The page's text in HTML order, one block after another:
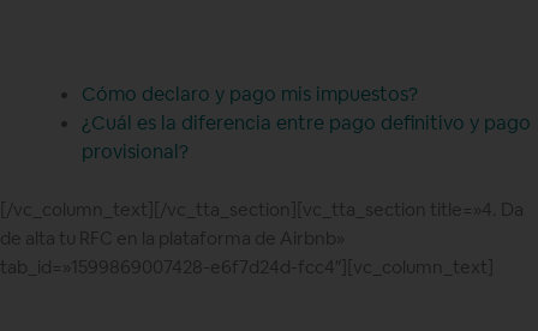
Cómo declaro y pago mis impuestos?
¿Cuál es la diferencia entre pago definitivo y pago
provisional?
[/vc_column_text][/vc_tta_section][vc_tta_section title=»4. Da
de alta tu RFC en la plataforma de Airbnb»
tab_id=»1599869007428-e6f7d24d-fcc4″][vc_column_text]